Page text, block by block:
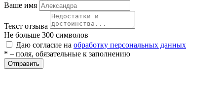
Ваше имя
Текст отзыва
Не больше 300 символов
Даю согласие на обработку персональных данных
* – поля, обязательные к заполнению
Отправить